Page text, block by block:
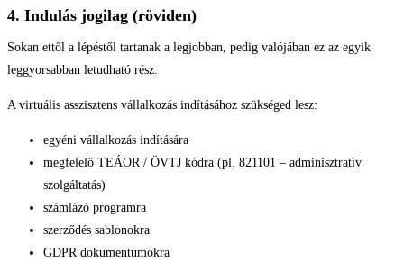
4. Indulás jogilag (röviden)
Sokan ettől a lépéstől tartanak a legjobban, pedig valójában ez az egyik
leggyorsabban letudható rész.
A virtuális asszisztens vállalkozás indításához szükséged lesz:
egyéni vállalkozás indítására
megfelelő TEÁOR / ÖVTJ kódra (pl. 821101 – adminisztratív
szolgáltatás)
számlázó programra
szerződés sablonokra
GDPR dokumentumokra